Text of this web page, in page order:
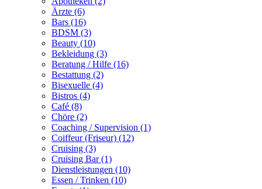
Ärzte (6)
Bars (16)
BDSM (3)
Beauty (10)
Bekleidung (3)
Beratung / Hilfe (16)
Bestattung (2)
Bisexuelle (4)
Bistros (4)
Café (8)
Chöre (2)
Coaching / Supervision (1)
Coiffeur (Friseur) (12)
Cruising (3)
Cruising Bar (1)
Dienstleistungen (10)
Essen / Trinken (10)